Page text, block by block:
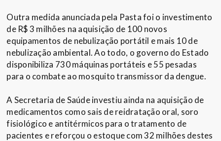
Outra medida anunciada pela Pasta foi o investimento
de R$ 3 milhões na aquisição de 100 novos
equipamentos de nebulização portátil e mais 10 de
nebulização ambiental. Ao todo, o governo do Estado
disponibiliza 730 máquinas portáteis e 55 pesadas
para o combate ao mosquito transmissor da dengue.
A Secretaria de Saúde investiu ainda na aquisição de
medicamentos como sais de reidratação oral, soro
fisiológico e antitérmicos para o tratamento de
pacientes e reforçou o estoque com 32 milhões destes